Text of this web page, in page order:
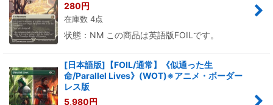
280円
在庫数 4点
状態：NM この商品は英語版FOILです。
[日本語版]【FOIL/通常】《似通った生
命/Parallel Lives》(WOT)※アニメ・ボーダー
レス版
5,980円